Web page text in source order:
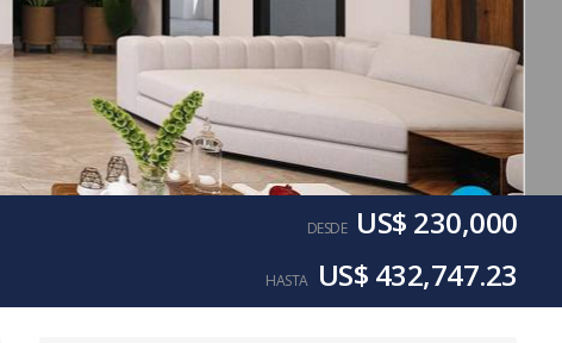
DESDE US$ 230,000
HASTA US$ 432,747.23